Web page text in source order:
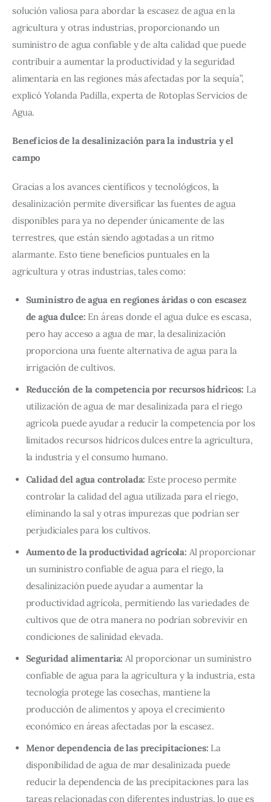
solución valiosa para abordar la escasez de agua en la
agricultura y otras industrias, proporcionando un
suministro de agua confiable y de alta calidad que puede
contribuir a aumentar la productividad y la seguridad
alimentaria en las regiones más afectadas por la sequía”,
explicó Yolanda Padilla, experta de Rotoplas Servicios de
Agua.
Beneficios de la desalinización para la industria y el
campo
Gracias a los avances científicos y tecnológicos, la
desalinización permite diversificar las fuentes de agua
disponibles para ya no depender únicamente de las
terrestres, que están siendo agotadas a un ritmo
alarmante. Esto tiene beneficios puntuales en la
agricultura y otras industrias, tales como:
Suministro de agua en regiones áridas o con escasez
de agua dulce: En áreas donde el agua dulce es escasa,
pero hay acceso a agua de mar, la desalinización
proporciona una fuente alternativa de agua para la
irrigación de cultivos.
Reducción de la competencia por recursos hídricos: La
utilización de agua de mar desalinizada para el riego
agrícola puede ayudar a reducir la competencia por los
limitados recursos hídricos dulces entre la agricultura,
la industria y el consumo humano.
Calidad del agua controlada: Este proceso permite
controlar la calidad del agua utilizada para el riego,
eliminando la sal y otras impurezas que podrían ser
perjudiciales para los cultivos.
Aumento de la productividad agrícola: Al proporcionar
un suministro confiable de agua para el riego, la
desalinización puede ayudar a aumentar la
productividad agrícola, permitiendo las variedades de
cultivos que de otra manera no podrían sobrevivir en
condiciones de salinidad elevada.
Seguridad alimentaria: Al proporcionar un suministro
confiable de agua para la agricultura y la industria, esta
tecnología protege las cosechas, mantiene la
producción de alimentos y apoya el crecimiento
económico en áreas afectadas por la escasez.
Menor dependencia de las precipitaciones: La
disponibilidad de agua de mar desalinizada puede
reducir la dependencia de las precipitaciones para las
tareas relacionadas con diferentes industrias, lo que es